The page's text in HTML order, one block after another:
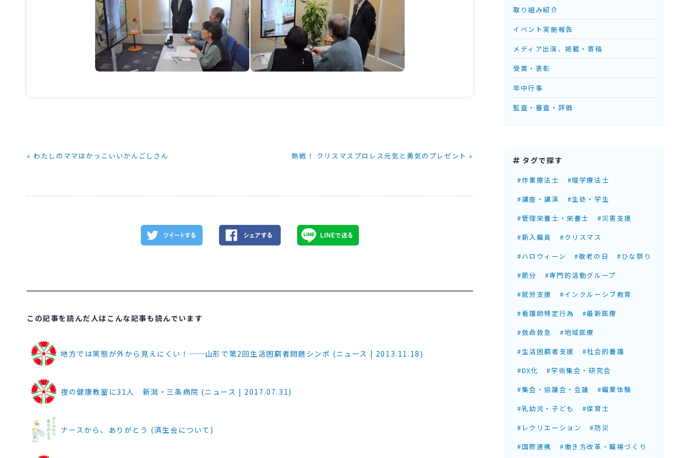
« わたしのママはかっこいいかんごしさん 熱戦！ クリスマスプロレス元気と勇気のプレゼント »
この記事を読んだ人はこんな記事も読んでいます
地方では実態が外から見えにくい！──山形で第2回生活困窮者問題シンポ (ニュース | 2013.11.18)
夜の健康教室に31人 新潟・三条病院 (ニュース | 2017.07.31)
ナースから、ありがとう (済生会について)
取り組み紹介
イベント実施報告
メディア出演、掲載・寄稿
受賞・表彰
年中行事
監査・審査・評価
タグで探す
#作業療法士
#理学療法士
#講座・講演
#生徒・学生
#管理栄養士・栄養士
#災害支援
#新入職員
#クリスマス
#ハロウィーン
#敬老の日
#ひな祭り
#節分
#専門的活動グループ
#就労支援
#インクルーシブ教育
#看護師特定行為
#最新医療
#救命救急
#地域医療
#生活困窮者支援
#社会的養護
#DX化
#学術集会・研究会
#集会・協議会・会議
#職業体験
#乳幼児・子ども
#保育士
#レクリエーション
#防災
#国際連携
#働き方改革・職場づくり